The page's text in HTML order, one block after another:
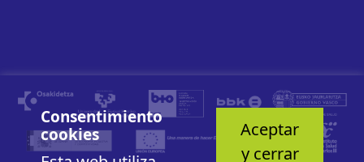
Consentimiento
cookies
Aceptar
y cerrar